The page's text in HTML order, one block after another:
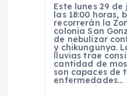
Este lunes 29
las 18:00 horas,
recorrerán la
colonia San
de nebulizar
y chikungunya.
lluvias trae
cantidad de
son capaces de
enfermedades…